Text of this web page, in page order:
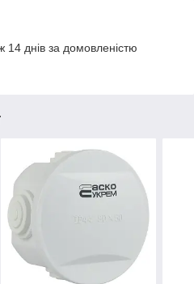
днів за домовленістю